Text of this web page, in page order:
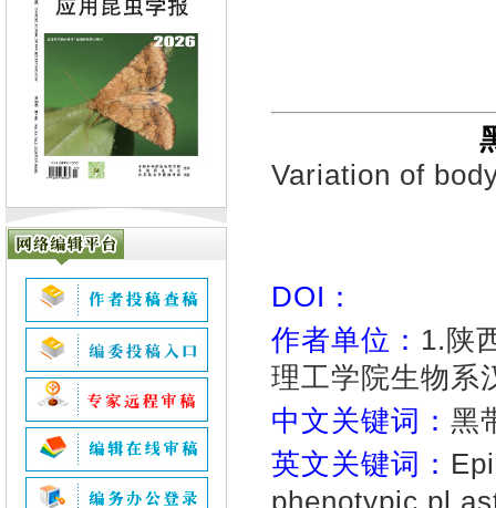
Variation of
DOI：
作者单位： 1.陕
理工学院生物系
中文关键词： 黑
英文关键词：
phenotypic pl